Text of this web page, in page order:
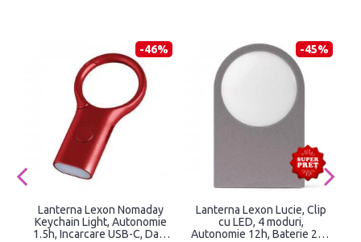
-46%
Lanterna Lexon Nomaday
Keychain Light, Autonomie
1.5h, Incarcare USB-C, Dark
-45%
Lanterna Lexon Lucie, Clip
cu LED, 4 moduri,
Autonomie 12h, Baterie 200